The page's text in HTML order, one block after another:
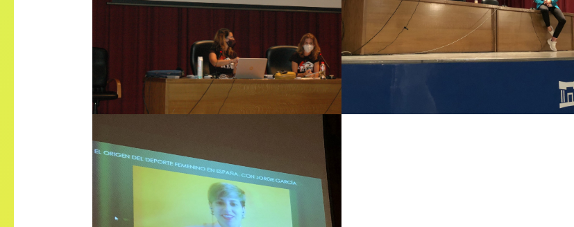
Club Montañeras Adeban: Reality
and future’.￼￼